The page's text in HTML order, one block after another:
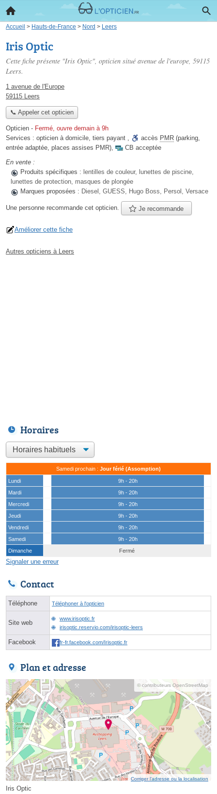
Accueil > Hauts-de-France > Nord > Leers
Iris Optic
Cette fiche présente "Iris Optic", opticien situé avenue de l'europe, 59115
Leers.
1 avenue de l'Europe
59115 Leers
📞 Appeler cet opticien
Opticien - Fermé, ouvre demain à 9h
Services : opticien à domicile, tiers payant , accès PMR (parking,
entrée adaptée, places assises PMR),
CB acceptée
En vente :
Produits spécifiques : lentilles de couleur, lunettes de piscine,
lunettes de protection, masques de plongée
Marques proposées : Diesel, GUESS, Hugo Boss, Persol, Versace
Une personne recommande cet opticien. Je recommande
Améliorer cette fiche
Autres opticiens à Leers
Horaires
Samedi prochain : Jour férié (Assomption)
Lundi
9h - 20h
Mardi
9h - 20h
Mercredi
9h - 20h
Jeudi
9h - 20h
Vendredi
9h - 20h
Samedi
9h - 20h
Dimanche
Fermé
Signaler une erreur
Contact
Téléphone Téléphoner à l'opticien
Site web
www.irisoptic.fr
irisoptic.reservio.com/irisoptic-leers
Facebook fr-fr.facebook.com/Irisoptic.fr
Plan et adresse
© contributeurs OpenStreetMap
Corriger l’adresse ou la localisation
Iris Optic